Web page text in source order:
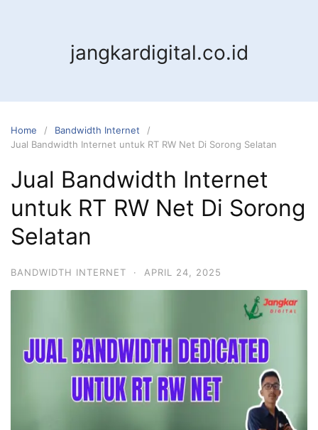
jangkardigital.co.id
Home
Bandwidth Internet
Jual Bandwidth Internet untuk RT RW Net Di Sorong Selatan
Jual Bandwidth Internet
untuk RT RW Net Di Sorong
Selatan
BANDWIDTH INTERNET · APRIL 24, 2025